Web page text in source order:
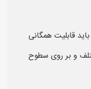
قابلیت همگانی
و بر روی سطوح